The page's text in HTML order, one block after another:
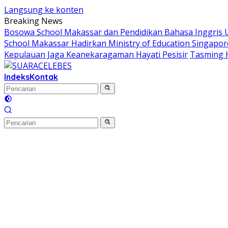
Langsung ke konten
Breaking News
Bosowa School Makassar dan Pendidikan Bahasa
School Makassar Hadirkan Ministry of Education
Kepulauan Jaga Keanekaragaman Hayati Pesisir Tasming
IndeksKontak